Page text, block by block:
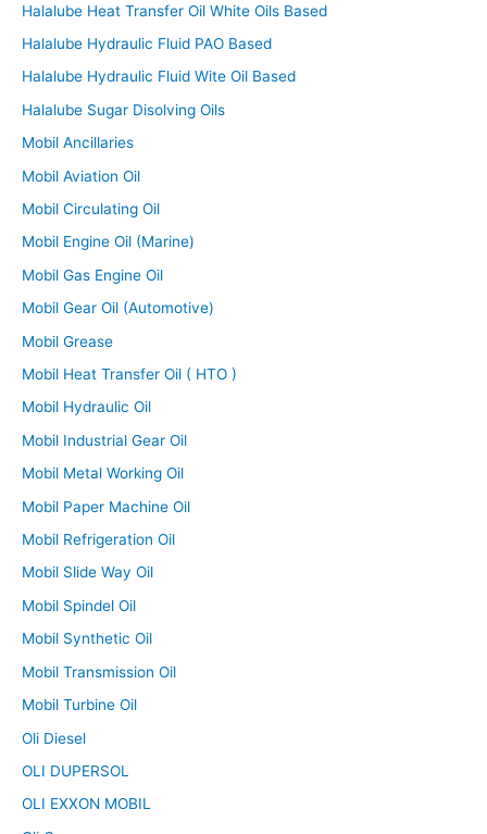
Halalube Heat Transfer Oil White Oils Based
Halalube Hydraulic Fluid PAO Based
Halalube Hydraulic Fluid Wite Oil Based
Halalube Sugar Disolving Oils
Mobil Ancillaries
Mobil Aviation Oil
Mobil Circulating Oil
Mobil Engine Oil (Marine)
Mobil Gas Engine Oil
Mobil Gear Oil (Automotive)
Mobil Grease
Mobil Heat Transfer Oil ( HTO )
Mobil Hydraulic Oil
Mobil Industrial Gear Oil
Mobil Metal Working Oil
Mobil Paper Machine Oil
Mobil Refrigeration Oil
Mobil Slide Way Oil
Mobil Spindel Oil
Mobil Synthetic Oil
Mobil Transmission Oil
Mobil Turbine Oil
Oli Diesel
OLI DUPERSOL
OLI EXXON MOBIL